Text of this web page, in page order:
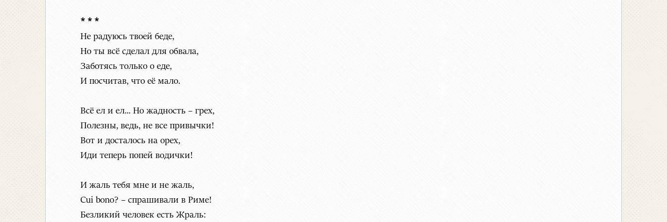
* * *
Не радуюсь твоей беде,
Но ты всё сделал для обвала,
Заботясь только о еде,
И посчитав, что её мало.
Всё ел и ел... Но жадность – грех,
Полезны, ведь, не все привычки!
Вот и досталось на орех,
Иди теперь попей водички!
И жаль тебя мне и не жаль,
Cui bono? – спрашивали в Риме!
Безликий человек есть Жраль: